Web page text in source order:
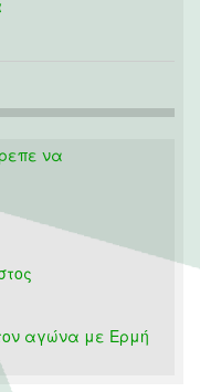
να
αγώνα με Ερμή